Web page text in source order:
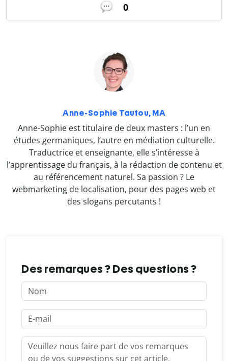
0
Anne-Sophie Tautou, MA
Anne-Sophie est titulaire de deux masters : l’un en
études germaniques, l’autre en médiation culturelle.
Traductrice et enseignante, elle s’intéresse à
l’apprentissage du français, à la rédaction de contenu et
au référencement naturel. Sa passion ? Le
webmarketing de localisation, pour des pages web et
des slogans percutants !
Des remarques ? Des questions ?